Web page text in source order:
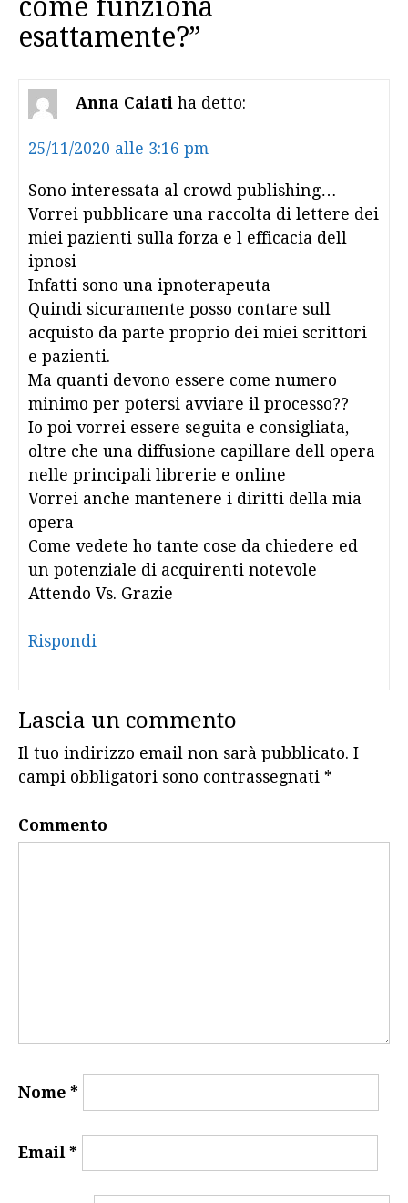
come funziona
esattamente?”
Anna Caiati ha detto:
25/11/2020 alle 3:16 pm
Sono interessata al crowd publishing…
Vorrei pubblicare una raccolta di lettere dei
miei pazienti sulla forza e l efficacia dell
ipnosi
Infatti sono una ipnoterapeuta
Quindi sicuramente posso contare sull
acquisto da parte proprio dei miei scrittori
e pazienti.
Ma quanti devono essere come numero
minimo per potersi avviare il processo??
Io poi vorrei essere seguita e consigliata,
oltre che una diffusione capillare dell opera
nelle principali librerie e online
Vorrei anche mantenere i diritti della mia
opera
Come vedete ho tante cose da chiedere ed
un potenziale di acquirenti notevole
Attendo Vs. Grazie
Rispondi
Lascia un commento
Il tuo indirizzo email non sarà pubblicato. I
campi obbligatori sono contrassegnati *
Commento
Nome *
Email *